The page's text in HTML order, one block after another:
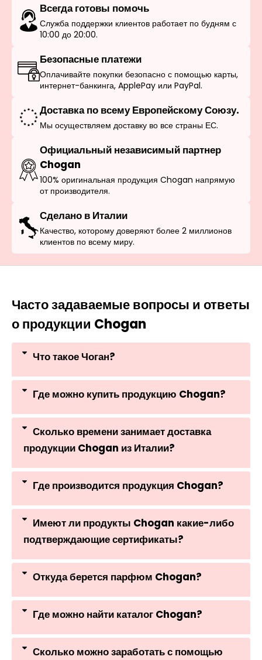
Всегда готовы помочь
Служба поддержки клиентов работает по будням с
10:00 до 20:00.
Безопасные платежи
Оплачивайте покупки безопасно с помощью карты,
интернет-банкинга, ApplePay или PayPal.
Доставка по всему Европейскому Союзу.
Мы осуществляем доставку во все страны ЕС.
Официальный независимый партнер
Chogan
100% оригинальная продукция Chogan напрямую
от производителя.
Сделано в Италии
Качество, которому доверяют более 2 миллионов
клиентов по всему миру.
Часто задаваемые вопросы и ответы
о продукции Chogan
Что такое Чоган?
Где можно купить продукцию Chogan?
Сколько времени занимает доставка
продукции Chogan из Италии?
Где производится продукция Chogan?
Имеют ли продукты Chogan какие-либо
подтверждающие сертификаты?
Откуда берется парфюм Chogan?
Где можно найти каталог Chogan?
Сколько можно заработать с помощью